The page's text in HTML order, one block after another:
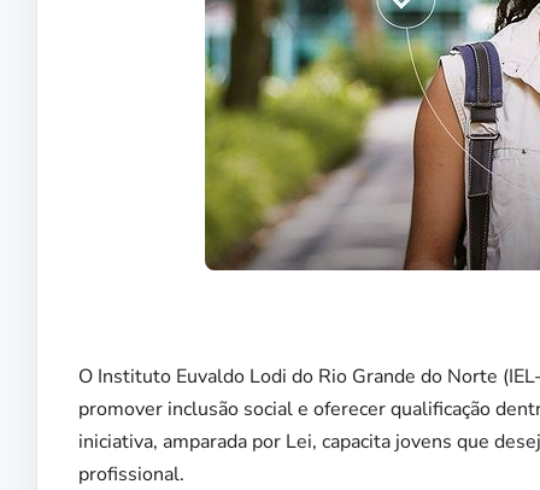
O Instituto Euvaldo Lodi do Rio Grande do Norte
promover inclusão social e oferecer qualificação
iniciativa, amparada por Lei, capacita jovens que
profissional.